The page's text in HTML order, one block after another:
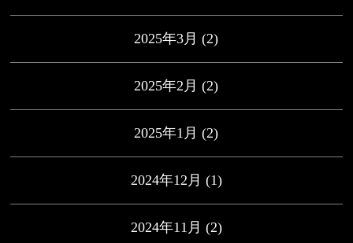
2025年3月 (2)
2025年2月 (2)
2025年1月 (2)
2024年12月 (1)
2024年11月 (2)